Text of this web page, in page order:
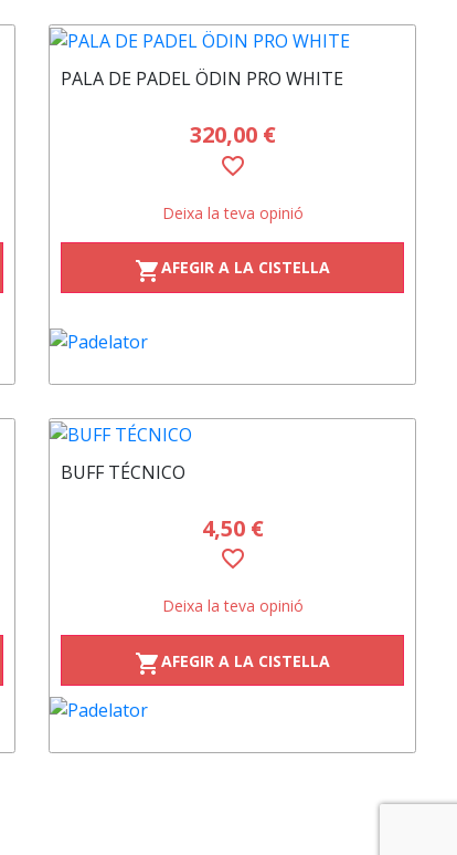
PALA DE PADEL ÖDIN PRO WHITE
320,00 €
favorite_border
Deixa la teva opinió
shopping_cartAFEGIR A LA CISTELLA
BUFF TÉCNICO
4,50 €
favorite_border
Deixa la teva opinió
shopping_cartAFEGIR A LA CISTELLA